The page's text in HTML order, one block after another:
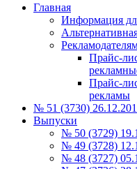
Главная
Информация
Прайс-
Прайс-
рекламы
№ 51 (3730)
Выпуски
№ 50 (3729)
№ 49 (3728)
№ 48 (3727)